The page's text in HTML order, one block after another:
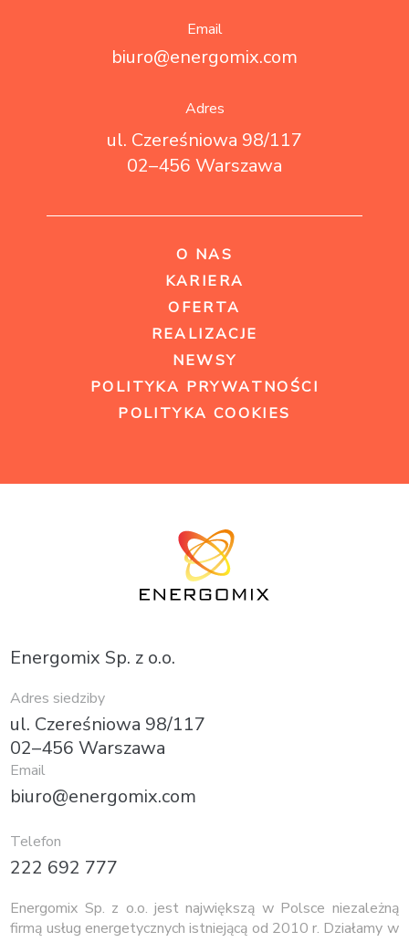
Email
biuro@energomix.com
Adres
ul. Czereśniowa 98/117
02–456 Warszawa
O NAS
KARIERA
OFERTA
REALIZACJE
NEWSY
POLITYKA PRYWATNOŚCI
POLITYKA COOKIES
Energomix Sp. z o.o.
Adres siedziby
ul. Czereśniowa 98/117
02–456 Warszawa
Email
biuro@energomix.com
Telefon
222 692 777
Energomix Sp. z o.o. jest największą w Polsce niezależną
firmą usług energetycznych istniejącą od 2010 r. Działamy w